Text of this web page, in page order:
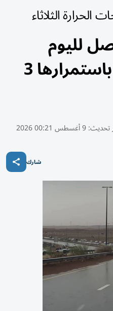
الثلاثاء
لليوم
الثاني وتوقعات باستمرارها 3
تحديث:9 أغسطس 00:21 2026
شارك